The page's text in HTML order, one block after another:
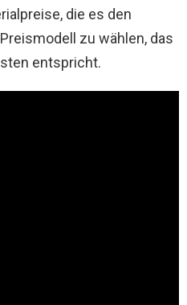
die es den
zu wählen, das
entspricht.